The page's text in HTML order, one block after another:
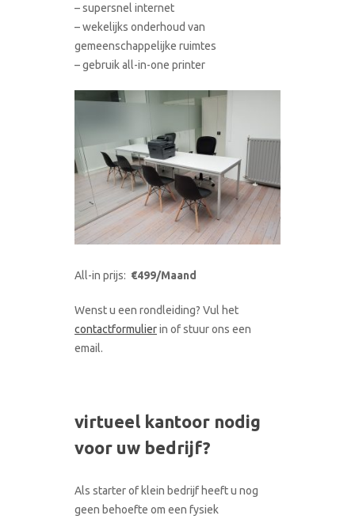
– supersnel internet
– wekelijks onderhoud van
gemeenschappelijke ruimtes
– gebruik all-in-one printer
All-in prijs: €499/Maand
Wenst u een rondleiding? Vul het
contactformulierin of stuur ons een
email.
virtueel kantoor nodig
voor uw bedrijf?
Als starter of klein bedrijf heeft u nog
geen behoefte om een fysiek